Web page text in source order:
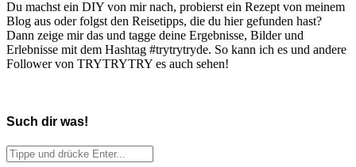
Du machst ein DIY von mir nach, probierst ein Rezept von meinem
Blog aus oder folgst den Reisetipps, die du hier gefunden hast?
Dann zeige mir das und tagge deine Ergebnisse, Bilder und
Erlebnisse mit dem Hashtag #trytrytryde. So kann ich es und andere
Follower von TRYTRYTRY es auch sehen!
Such dir was!